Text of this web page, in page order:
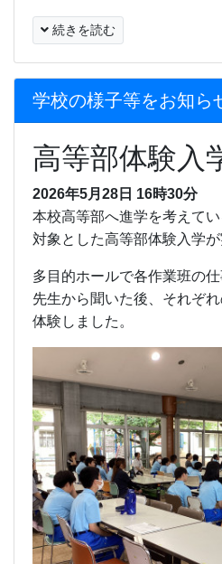
続きを読む
学校の様子等をお知ら
高等部体験入
2026年5月28日 16時30分
本校高等部へ進学を考えて
対象とした高等部体験入学が
多目的ホールで各作業班の
先生から聞いた後、それぞ
体験しました。